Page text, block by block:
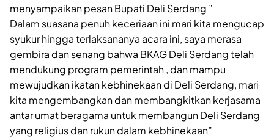
menyampaikan pesan Bupati Deli Serdang ”
Dalam suasana penuh keceriaan ini mari kita mengucap
syukur hingga terlaksananya acara ini, saya merasa
gembira dan senang bahwa BKAG Deli Serdang telah
mendukung program pemerintah , dan mampu
mewujudkan ikatan kebhinekaan di Deli Serdang, mari
kita mengembangkan dan membangkitkan kerjasama
antar umat beragama untuk membangun Deli Serdang
yang religius dan rukun dalam kebhinekaan”